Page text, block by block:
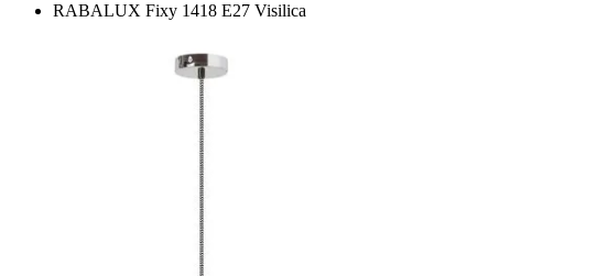
RABALUX Fixy 1418 E27 Visilica